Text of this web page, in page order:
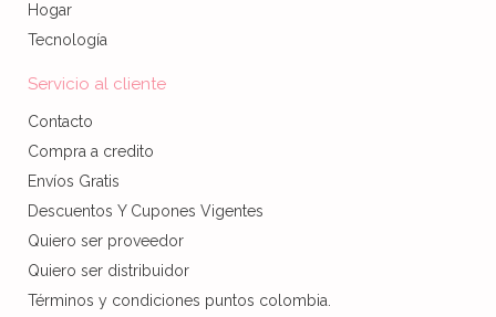
Hogar
Tecnología
Servicio al cliente
Contacto
Compra a credito
Envíos Gratis
Descuentos Y Cupones Vigentes
Quiero ser proveedor
Quiero ser distribuidor
Términos y condiciones puntos colombia.